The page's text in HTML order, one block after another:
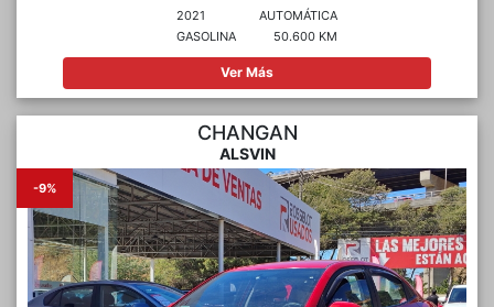
2021
GASOLINA
AUTOMÁTICA
50.600 KM
Ver Más
CHANGAN
ALSVIN
-9%